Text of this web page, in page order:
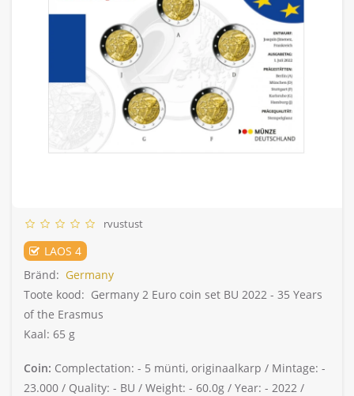
rvustust
LAOS 4
Bränd: Germany
Toote kood: Germany 2 Euro coin set BU 2022 - 35 Years
of the Erasmus
Kaal: 65 g
Coin: Complectation: - 5 münti, originaalkarp / Mintage: -
23.000 / Quality: - BU / Weight: - 60.0g / Year: - 2022 /